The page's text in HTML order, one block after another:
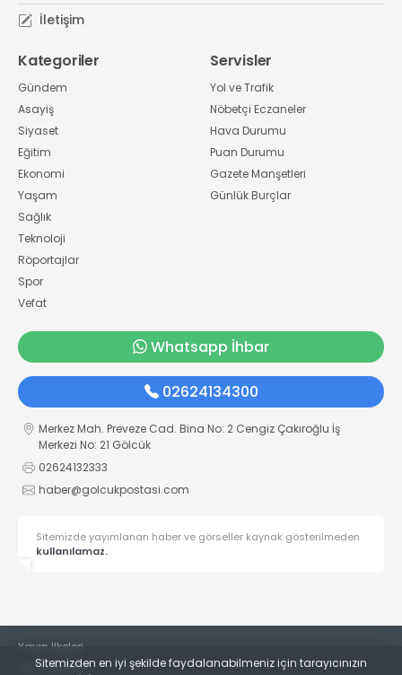
İletişim
Kategoriler
Gündem
Asayiş
Siyaset
Eğitim
Ekonomi
Yaşam
Sağlık
Teknoloji
Röportajlar
Spor
Vefat
Servisler
Yol ve Trafik
Nöbetçi Eczaneler
Hava Durumu
Puan Durumu
Gazete Manşetleri
Günlük Burçlar
Whatsapp İhbar
02624134300
Merkez Mah. Preveze Cad. Bina No: 2 Cengiz Çakıroğlu İş
Merkezi No: 21 Gölcük
02624132333
haber@golcukpostasi.com
Sitemizde yayımlanan haber ve görseller kaynak gösterilmeden
kullanılamaz.
Yayın İlkeleri
Veri Politikası
Sitemizden en iyi şekilde faydalanabilmeniz için tarayıcınızın